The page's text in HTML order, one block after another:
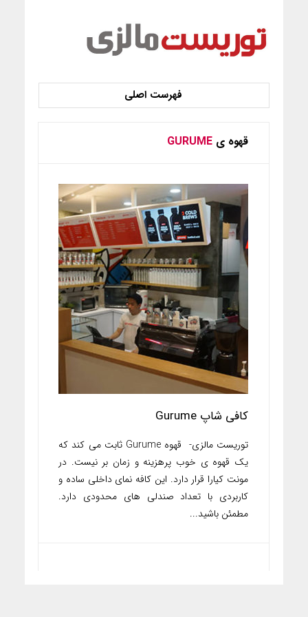
قهوه ی GURUME
کافی شاپ Gurume
توریست مالزی- قهوه Gurume ثابت می کند که
یک قهوه ی خوب پرهزینه و زمان بر نیست. در
مونت کیارا قرار دارد. این کافه نمای داخلی ساده و
کاربردی با تعداد صندلی های محدودی دارد.
مطمئن باشید...